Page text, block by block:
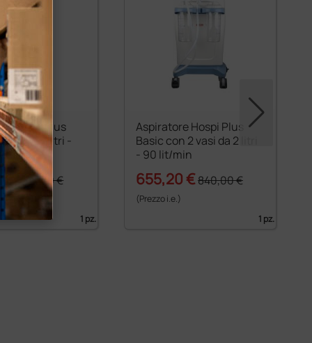
Clinic Plus
2 vasi 2 litri -
€ 660,00 €
1 pz.
Aspiratore Hospi Plus
Basic con 2 vasi da 2 litri
- 90 lit/min
655,20 €840,00 €
(Prezzo i.e.)
1 pz.